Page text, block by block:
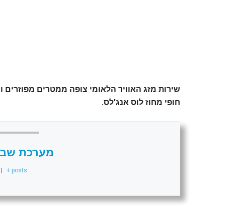
שירות מזג האוויר הלאומי צופה ממטרים מפוזרים
חופי מחוז לוס אנג'לס.
מערכת
+ posts